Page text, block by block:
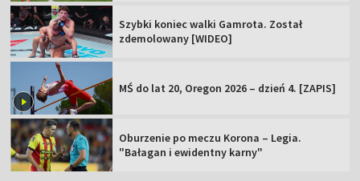
Szybki koniec walki Gamrota. Został
zdemolowany [WIDEO]
MŚ do lat 20, Oregon 2026 – dzień 4. [ZAPIS]
Oburzenie po meczu Korona – Legia.
"Bałagan i ewidentny karny"